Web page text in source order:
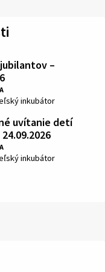
–
inkubátor
uvítanie detí
inkubátor